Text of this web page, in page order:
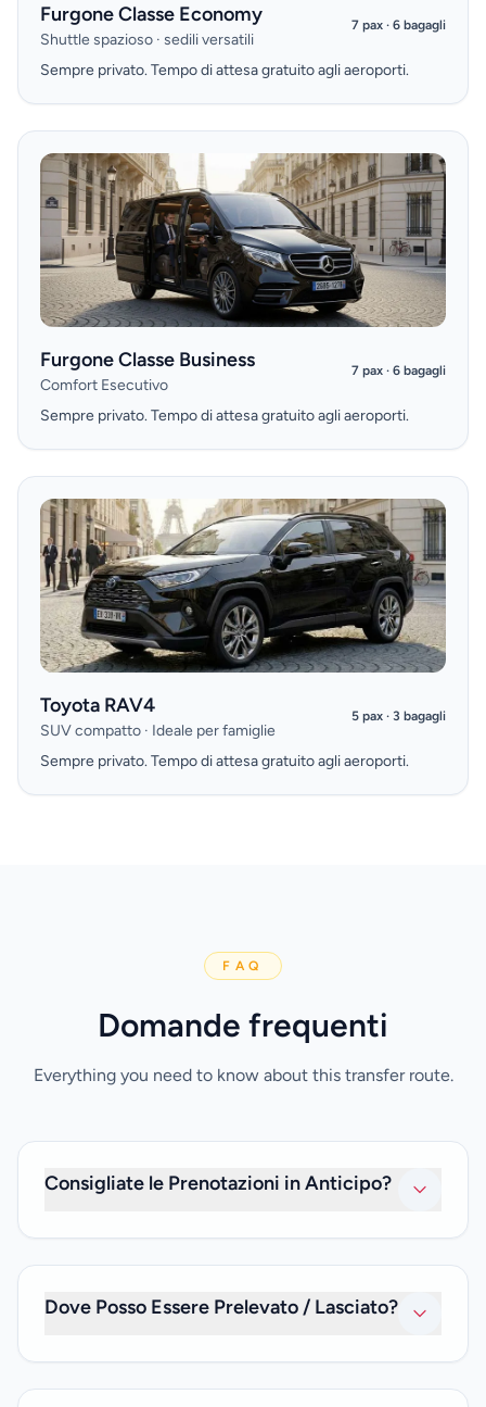
Furgone Classe Economy
Shuttle spazioso · sedili versatili
7 pax · 6 bagagli
Sempre privato. Tempo di attesa gratuito agli aeroporti.
Furgone Classe Business
Comfort Esecutivo
7 pax · 6 bagagli
Sempre privato. Tempo di attesa gratuito agli aeroporti.
Toyota RAV4
SUV compatto · Ideale per famiglie
5 pax · 3 bagagli
Sempre privato. Tempo di attesa gratuito agli aeroporti.
FAQ
Domande frequenti
Everything you need to know about this transfer route.
Consigliate le Prenotazioni in Anticipo?
tuo shuttle sia pronto per te in orario. Hai bisogno di
viaggiare lo stesso giorno? Non preoccuparti. Faremo
richieste dell'ultimo minuto.
Dove Posso Essere Prelevato / Lasciato?